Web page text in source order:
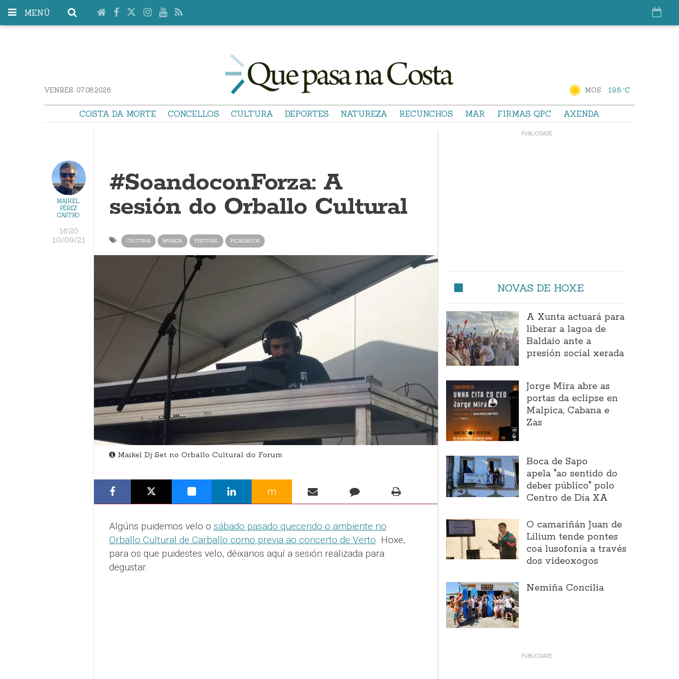
MENÚ
VENRES. 07.08.2026 MOS 19.6 °C
COSTA DA MORTE CONCELLOS CULTURA DEPORTES NATUREZA RECUNCHOS MAR FIRMAS QPC AXENDA
MAIKEL
PÉREZ
CASTRO
16:20
10/09/21
#SoandoconForza: A
sesión do Orballo Cultural
CULTURA MUSICA FESTIVAL PICADISCOS
Maikel Dj Set no Orballo Cultural do Forum
m
Algúns puidemos velo o sábado pasado quecendo o ambiente no
Orballo Cultural de Carballo como previa ao concerto de Verto. Hoxe,
para os que puidestes velo, déixanos aquí a sesión realizada para
degustar.
NOVAS DE HOXE
A Xunta actuará para
liberar a lagoa de
Baldaio ante a
presión social xerada
Jorge Mira abre as
portas da eclipse en
Malpica, Cabana e
Zas
Boca de Sapo
apela "ao sentido do
deber público" polo
Centro de Día XA
O camariñán Juan de
Lilium tende pontes
coa lusofonía a través
dos videoxogos
Nemiña Concilia